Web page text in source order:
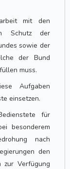
mit den
Schutz der
sowie der
der Bund
muss.
Aufgaben
ein­setzen.
für
besonderem
nach
den
zur Verfügung